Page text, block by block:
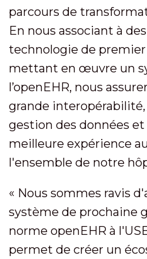
parcours de
En nous associant à
technologie de
mettant en œuvre un
l’openEHR, nous
grande
gestion des données
meilleure expérience
l'ensemble de notre
« Nous sommes ravis
système de prochaine
norme openEHR à
permet de créer un